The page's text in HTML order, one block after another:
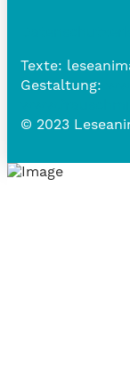
Texte:
Gestaltung:
© 2023